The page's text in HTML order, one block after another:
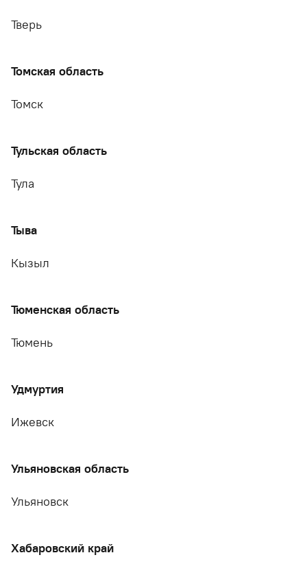
Тверь
Томская область
Томск
Тульская область
Тула
Тыва
Кызыл
Тюменская область
Тюмень
Удмуртия
Ижевск
Ульяновская область
Ульяновск
Хабаровский край